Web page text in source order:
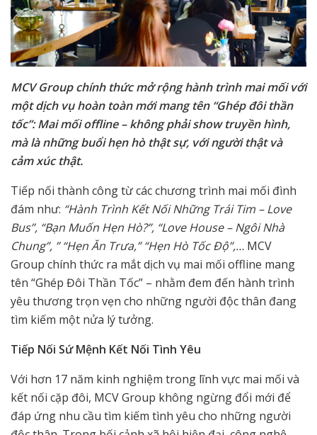
MCV Group chính thức mở rộng hành trình mai mối với
một dịch vụ hoàn toàn mới mang tên “Ghép đôi thần
tốc”: Mai mối offline – không phải show truyền hình,
mà là những buổi hẹn hò thật sự, với người thật và
cảm xúc thật.
Tiếp nối thành công từ các chương trình mai mối đình
đám như: “Hành Trình Kết Nối Những Trái Tim – Love
Bus”, “Bạn Muốn Hẹn Hò?”, “Love House – Ngôi Nhà
Chung”, ” “Hẹn Ăn Trưa,” “Hẹn Hò Tốc Độ”,… MCV
Group chính thức ra mắt dịch vụ mai mối offline mang
tên “Ghép Đôi Thần Tốc” – nhằm đem đến hành trình
yêu thương trọn vẹn cho những người độc thân đang
tìm kiếm một nửa lý tưởng.
Tiếp Nối Sứ Mệnh Kết Nối Tình Yêu
Với hơn 17 năm kinh nghiệm trong lĩnh vực mai mối và
kết nối cặp đôi, MCV Group không ngừng đổi mới để
đáp ứng nhu cầu tìm kiếm tình yêu cho những người